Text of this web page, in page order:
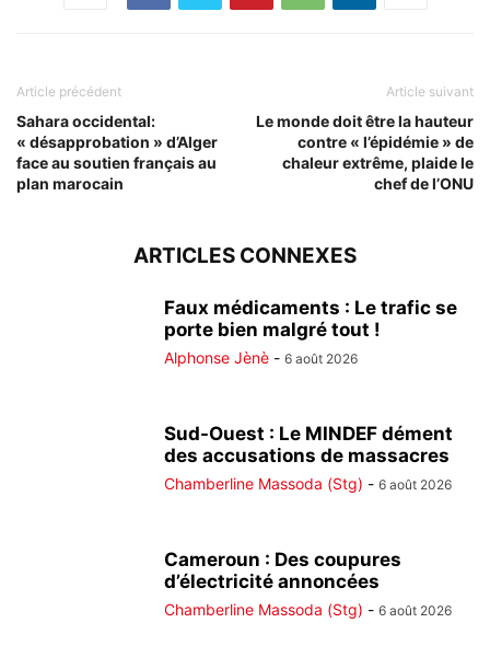
Article précédent
Sahara occidental:
« désapprobation » d’Alger
face au soutien français au
plan marocain
Article suivant
Le monde doit être la hauteur
contre « l’épidémie » de
chaleur extrême, plaide le
chef de l’ONU
ARTICLES CONNEXES
Faux médicaments : Le trafic se
porte bien malgré tout !
Alphonse Jènè - 6 août 2026
Sud-Ouest : Le MINDEF dément
des accusations de massacres
Chamberline Massoda (Stg) - 6 août 2026
Cameroun : Des coupures
d’électricité annoncées
Chamberline Massoda (Stg) - 6 août 2026